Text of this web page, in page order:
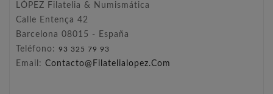
LÓPEZ Filatelia & Numismática
Calle Entença 42
Barcelona 08015 - España
Teléfono: 93 325 79 93
Email: Contacto@filatelialopez.com